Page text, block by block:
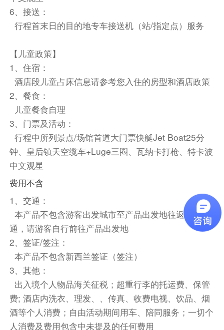
远处连绵的山脉。结束视觉盛宴后，挑战刺激的
Luge滑板车，三圈欢笑不断，满载惊喜。
晚餐请自理
1、选择您的出行日期和出行人数后，系统默认提
供酒店供您选择入住，您也可以自行选择其他酒店
入住。
2、在点击【立即预订】后，页面将向下滑动并显
示系统默认的酒店。如果您想查看其他酒店选项，
请点击【更换酒店】，根据个人喜好选择合适的酒
店。确认选择后，即代表您最终选择的实际入住酒
店。
3、在选择酒店时，请仔细查看早餐数量、房型和
房间数量等信息。如果有任何不符之处，请及时联
系客服。
餐饮
早餐：自理
住宿
自选酒店(4钻及以上)
第3天
以所选酒店为准
6、接送：
行程首末日的目的地专车接送机（站/指定点）服务
【儿童政策】
1、住宿：
酒店段儿童占床信息请参考您入住的房型和酒店政策
2、餐食：
儿童餐食自理
3、门票及活动：
行程中所列景点/场馆首道大门票快艇Jet Boat25分
钟、皇后镇天空缆车+Luge三圈、瓦纳卡打枪、特卡波
中文观星
费用不含
1、交通：
本产品不包含游客出发城市至产品出发地往返大交
通，请游客自行前往产品出发地
2、签证/签注：
本产品不包含新西兰签证（签注）
3、其他：
出入境个人物品海关征税；超重行李的托运费、保管
费; 酒店内洗衣、理发、、传真、收费电视、饮品、烟
酒等个人消费；自由活动期间用车、陪同服务；一切个
人消费及费用包含中未提及的任何费用